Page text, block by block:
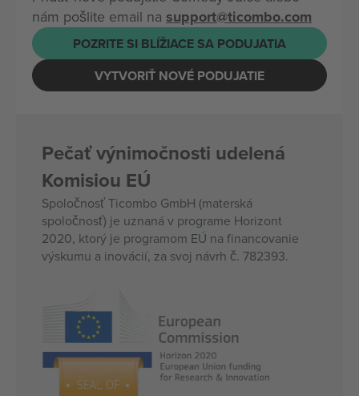
nám pošlite email na support@ticombo.com
POZRITE SI BLÍŽIACE SA PODUJATIA
VYTVORIŤ NOVÉ PODUJATIE
Pečať výnimočnosti udelená
Komisiou EÚ
Spoločnosť Ticombo GmbH (materská
spoločnosť) je uznaná v programe Horizont
2020, ktorý je programom EÚ na financovanie
výskumu a inovácií, za svoj návrh č. 782393.